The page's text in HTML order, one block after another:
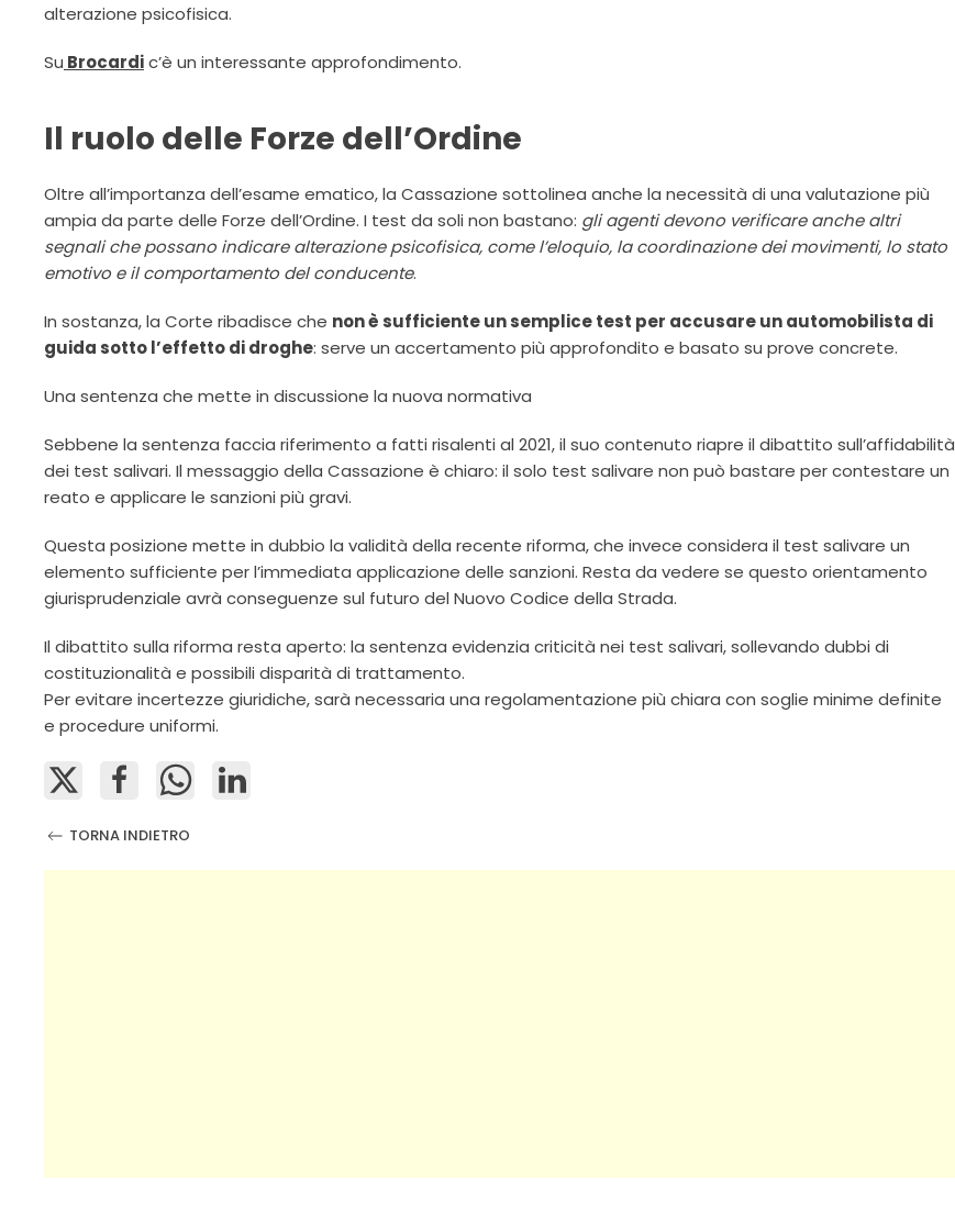
alterazione psicofisica.
Su Brocardic’è un interessante approfondimento.
Il ruolo delle Forze dell’Ordine
Oltre all’importanza dell’esame ematico, la Cassazione sottolinea anche la necessità di una valutazione più
ampia da parte delle Forze dell’Ordine. I test da soli non bastano: gli agenti devono verificare anche altri
segnali che possano indicare alterazione psicofisica, come l’eloquio, la coordinazione dei movimenti, lo stato
emotivo e il comportamento del conducente.
In sostanza, la Corte ribadisce che non è sufficiente un semplice test per accusare un automobilista di
guida sotto l’effetto di droghe: serve un accertamento più approfondito e basato su prove concrete.
Una sentenza che mette in discussione la nuova normativa
Sebbene la sentenza faccia riferimento a fatti risalenti al 2021, il suo contenuto riapre il dibattito sull’affidabilità
dei test salivari. Il messaggio della Cassazione è chiaro: il solo test salivare non può bastare per contestare un
reato e applicare le sanzioni più gravi.
Questa posizione mette in dubbio la validità della recente riforma, che invece considera il test salivare un
elemento sufficiente per l’immediata applicazione delle sanzioni. Resta da vedere se questo orientamento
giurisprudenziale avrà conseguenze sul futuro del Nuovo Codice della Strada.
Il dibattito sulla riforma resta aperto: la sentenza evidenzia criticità nei test salivari, sollevando dubbi di
costituzionalità e possibili disparità di trattamento.
Per evitare incertezze giuridiche, sarà necessaria una regolamentazione più chiara con soglie minime definite
e procedure uniformi.
TORNA INDIETRO